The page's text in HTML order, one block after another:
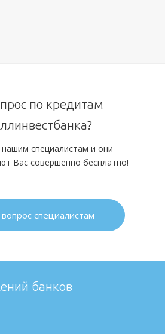
по кредитам
нашим специалистам и они
Вас совершенно бесплатно!
специалистам
банков